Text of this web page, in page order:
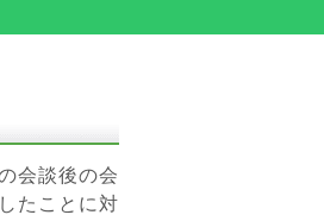
会談後の会
たことに対